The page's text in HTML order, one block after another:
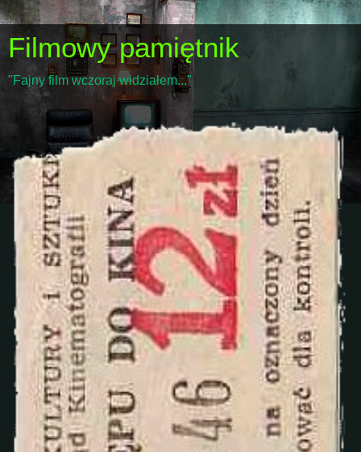
Filmowy pamiętnik
"Fajny film wczoraj widziałem..."